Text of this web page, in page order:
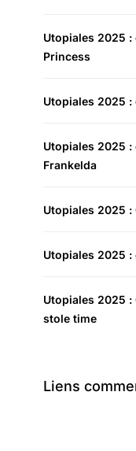
Utopiales 2025 :
Princess
Utopiales 2025 :
Utopiales 2025
Frankelda
Utopiales 2025
Utopiales 2025
Utopiales 2025
stole time
Liens